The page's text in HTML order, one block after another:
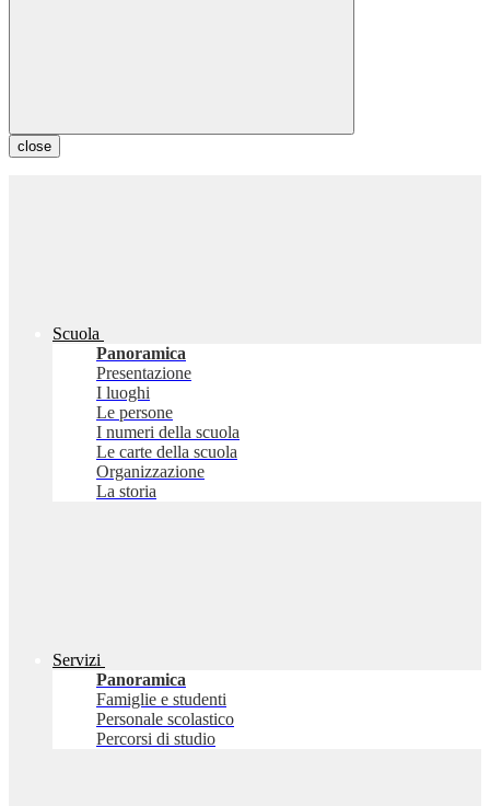
close
Scuola
Panoramica
Presentazione
I luoghi
Le persone
I numeri della scuola
Le carte della scuola
Organizzazione
La storia
Servizi
Panoramica
Famiglie e studenti
Personale scolastico
Percorsi di studio